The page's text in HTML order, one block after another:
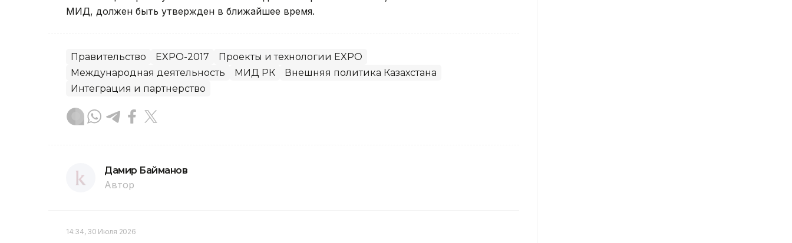
МИД, должен быть утвержден в ближайшее время.
Правительство EXPO-2017
Проекты и технологии EXPO
Международная деятельность
МИД РК
Внешняя политика Казахстана
Интеграция и партнерство
Дамир Байманов
Автор
14:34, 30 Июля 2026